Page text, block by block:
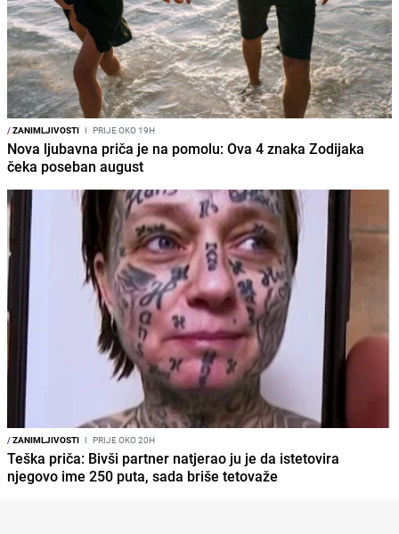
/ZANIMLJIVOSTI I PRIJE OKO 19H
Nova ljubavna priča je na pomolu: Ova 4 znaka Zodijaka
čeka poseban august
/ZANIMLJIVOSTI I PRIJE OKO 20H
Teška priča: Bivši partner natjerao ju je da istetovira
njegovo ime 250 puta, sada briše tetovaže